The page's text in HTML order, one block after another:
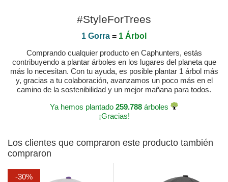
#StyleForTrees
1 Gorra = 1 Árbol
Comprando cualquier producto en Caphunters, estás
contribuyendo a plantar árboles en los lugares del planeta que
más lo necesitan. Con tu ayuda, es posible plantar 1 árbol más
y, gracias a tu colaboración, avanzamos un poco más en el
camino de la sostenibilidad y un mejor mañana para todos.
Ya hemos plantado 259.788 árboles
¡Gracias!
Los clientes que compraron este producto también
compraron
-30%